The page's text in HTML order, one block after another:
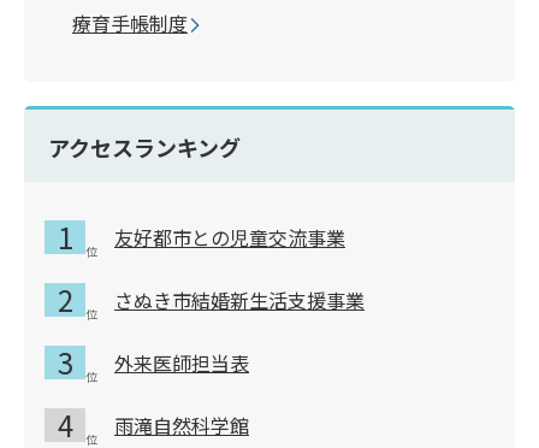
療育手帳制度
アクセスランキング
友好都市との児童交流事業
さぬき市結婚新生活支援事業
外来医師担当表
雨滝自然科学館